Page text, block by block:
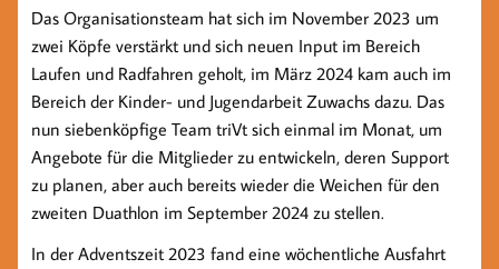
Das Organisationsteam hat sich im November 2023 um
zwei Köpfe verstärkt und sich neuen Input im Bereich
Laufen und Radfahren geholt, im März 2024 kam auch im
Bereich der Kinder- und Jugendarbeit Zuwachs dazu. Das
nun siebenköpfige Team triVt sich einmal im Monat, um
Angebote für die Mitglieder zu entwickeln, deren Support
zu planen, aber auch bereits wieder die Weichen für den
zweiten Duathlon im September 2024 zu stellen.
In der Adventszeit 2023 fand eine wöchentliche Ausfahrt